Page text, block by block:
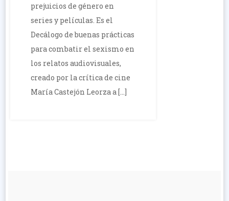
prejuicios de género en
series y películas. Es el
Decálogo de buenas prácticas
para combatir el sexismo en
los relatos audiovisuales,
creado por la crítica de cine
María Castejón Leorza a […]